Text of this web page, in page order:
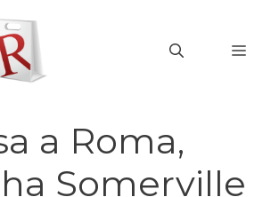
a Roma,
Somerville